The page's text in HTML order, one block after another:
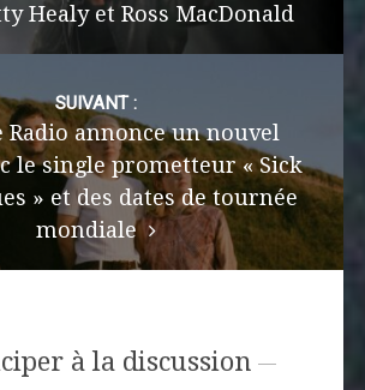
Healy et Ross MacDonald
SUIVANT :
Radio annonce un nouvel
le single prometteur « Sick
» et des dates de tournée
mondiale
à la discussion